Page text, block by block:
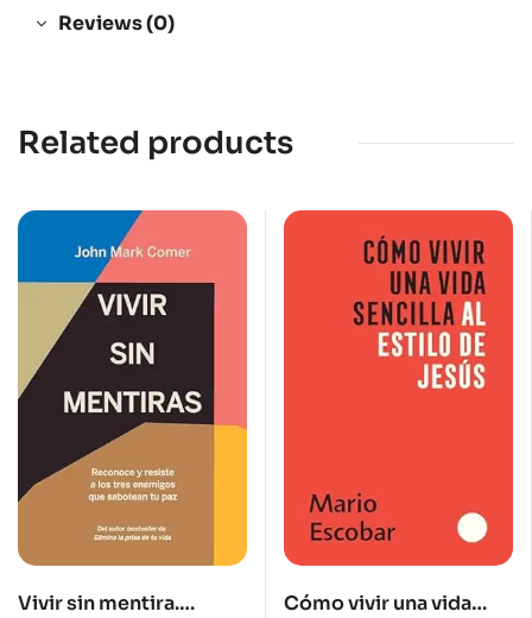
Reviews (0)
Related products
Vivir sin mentira.
Cómo vivir una vida